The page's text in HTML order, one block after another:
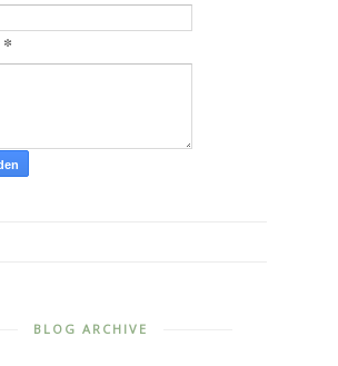
*
BLOG ARCHIVE